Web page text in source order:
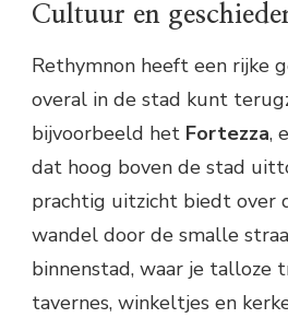
Cultuur en
Rethymnon heeft een rijke
overal in de stad kunt
bijvoorbeeld het Fortezza,
dat hoog boven de stad
prachtig uitzicht biedt over
wandel door de smalle
binnenstad, waar je talloze
tavernes, winkeltjes en